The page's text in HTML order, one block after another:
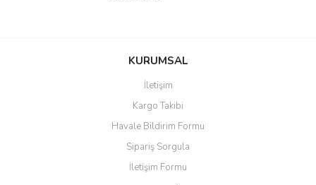
KURUMSAL
İletişim
Kargo Takibi
Havale Bildirim Formu
Sipariş Sorgula
İletişim Formu